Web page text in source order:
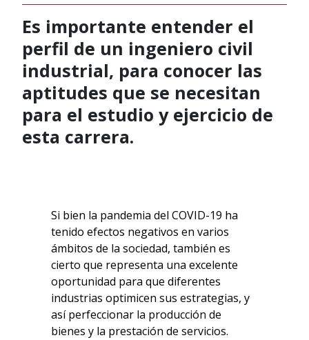
Es importante entender el
perfil de un ingeniero civil
industrial, para conocer las
aptitudes que se necesitan
para el estudio y ejercicio de
esta carrera.
Si bien la pandemia del COVID-19 ha
tenido efectos negativos en varios
ámbitos de la sociedad, también es
cierto que representa una excelente
oportunidad para que diferentes
industrias optimicen sus estrategias, y
así perfeccionar la producción de
bienes y la prestación de servicios.